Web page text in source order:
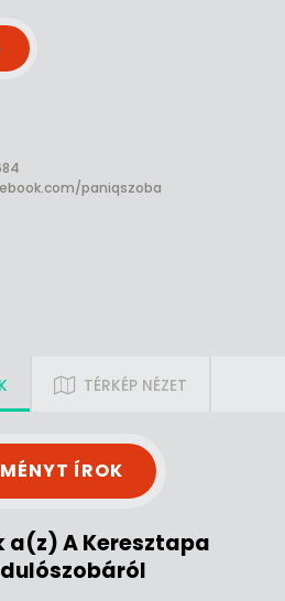
paniqszoba
TÉRKÉP NÉZET
ÍROK
a(z) A Keresztapa